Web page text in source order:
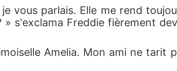
vous parlais. Elle me rend
s'exclama Freddie fièrement
Amelia. Mon ami ne